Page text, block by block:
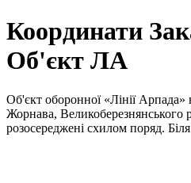
Координати
Об'єкт ЛА
Об'єкт оборонної «Лінії Арпада»
Жорнава, Великоберезнянського
розосереджені схилом поряд.